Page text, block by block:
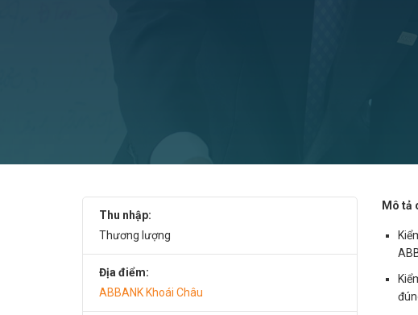
Thu nhập:
Thương lượng
Địa điểm:
ABBANK Khoái Châu
Mô tả